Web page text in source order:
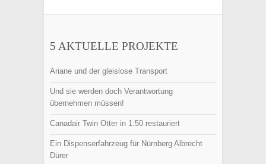
5 AKTUELLE PROJEKTE
Ariane und der gleislose Transport
Und sie werden doch Verantwortung
übernehmen müssen!
Canadair Twin Otter in 1:50 restauriert
Ein Dispenserfahrzeug für Nürnberg Albrecht
Dürer